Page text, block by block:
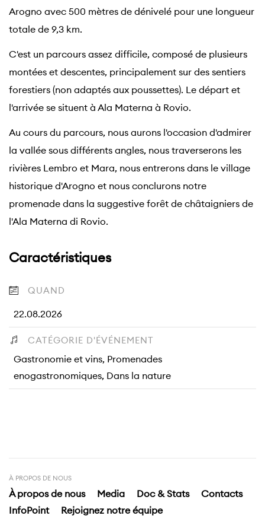
Arogno avec 500 mètres de dénivelé pour une longueur
totale de 9,3 km.
C'est un parcours assez difficile, composé de plusieurs
montées et descentes, principalement sur des sentiers
forestiers (non adaptés aux poussettes). Le départ et
l'arrivée se situent à Ala Materna à Rovio.
Au cours du parcours, nous aurons l'occasion d'admirer
la vallée sous différents angles, nous traverserons les
rivières Lembro et Mara, nous entrerons dans le village
historique d'Arogno et nous conclurons notre
promenade dans la suggestive forêt de châtaigniers de
l'Ala Materna di Rovio.
Caractéristiques
QUAND
22.08.2026
CATÉGORIE D'ÉVÉNEMENT
Gastronomie et vins, Promenades
enogastronomiques, Dans la nature
À PROPOS DE NOUS
À propos de nous Media Doc & Stats
Contacts
InfoPoint
Rejoignez notre équipe